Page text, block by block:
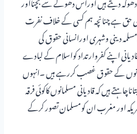
حق ہے چنانچہ ہم کسی کے خلاف نفرت
دینی وشہری اورانسانی حقوق کی
اپنے کفروارتداد کواسلام کے لبادے
کے حقوق غصب کررہے ہیں ۔انہوں
ہیں کہ قادیانی مسلمانوں کاکوئی فرقہ
اور مغرب ان کومسلمان تصور کرکے